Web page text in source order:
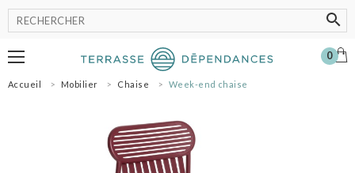
0
MOBILIER
POT
ACCESSOIRES
Accueil Mobilier Chaise Week-end chaise